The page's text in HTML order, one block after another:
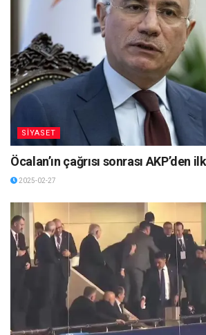
SİYASET
Öcalan’ın çağrısı sonrası AKP’den
2025-02-27